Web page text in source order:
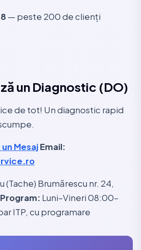
— peste 200 de clienți
un Diagnostic (DO)
de tot! Un diagnostic rapid
MesajEmail:
(Tache) Brumărescu nr. 24,
Program: Luni–Vineri 08:00–
ITP, cu programare